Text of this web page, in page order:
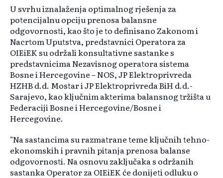
U svrhu iznalaženja optimalnog rješenja za
potencijalnu opciju prenosa balansne
odgovornosti, kao što je to definisano Zakonom i
Nacrtom Uputstva, predstavnici Operatora za
OIEiEK su održali konsultativne sastanke s
predstavnicima Nezavisnog operatora sistema
Bosne i Hercegovine – NOS, JP Elektroprivreda
HZHB d.d. Mostar i JP Elektroprivreda BiH d.d.-
Sarajevo, kao ključnim akterima balansnog tržišta u
Federaciji Bosne i Hercegovine/Bosne i
Hercegovine.
"Na sastancima su razmatrane teme ključnih tehno-
ekonomskih i pravnih pitanja prenosa balanse
odgovornosti. Na osnovu zaključaka s održanih
sastanka Operator za OIEiEK će donijeti odluku o